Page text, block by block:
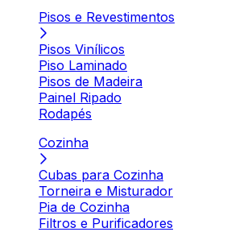
Pisos e Revestimentos
Pisos Vinílicos
Piso Laminado
Pisos de Madeira
Painel Ripado
Rodapés
Cozinha
Cubas para Cozinha
Torneira e Misturador
Pia de Cozinha
Filtros e Purificadores